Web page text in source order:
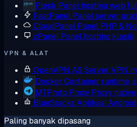
Plesk Panel hosting web
FastPanel Panel server
CloudPanel Panel PHP &
cPanel Panel hosting klasik
VPN & ALAT
OpenVPN AS Server VPN
Docker Container runtime,
MTProto Proxy Proxy
BlueStacks Aplikasi Android
Paling banyak dipasang